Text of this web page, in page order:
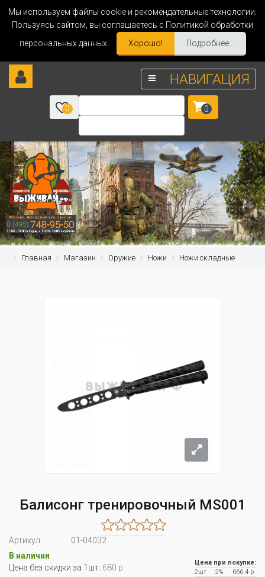
Мы используем файлы cookie и рекомендательные технологии.
Пользуясь сайтом, вы соглашаетесь с Политикой обработки
персональных данных.
Хорошо! Подробнее...
НАВИГАЦИЯ
0 0
Главная Магазин Оружие Ножи Ножи складные
Балисонг тренировочный MS001
Артикул:
01-04032
В наличии
Цена без скидки за 1шт: 680 р.
Цена при покупке:
2шт
-2%
666.4 р